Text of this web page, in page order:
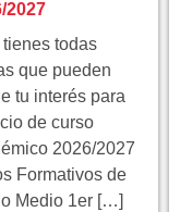
2027
todas
que pueden
tu interés para
de curso
2026/2027
Formativos de
Medio 1er […]